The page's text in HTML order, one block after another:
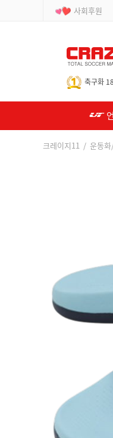
사회후원
축구화
크레이지11 / 운동